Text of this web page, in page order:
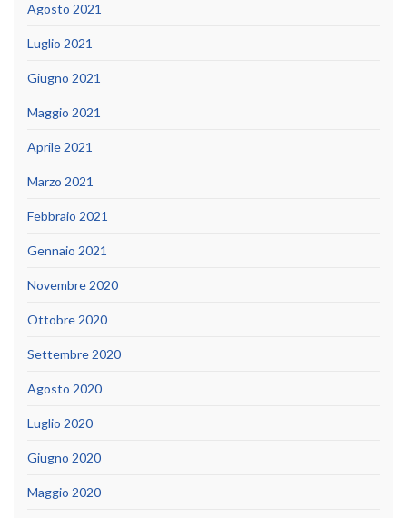
Agosto 2021
Luglio 2021
Giugno 2021
Maggio 2021
Aprile 2021
Marzo 2021
Febbraio 2021
Gennaio 2021
Novembre 2020
Ottobre 2020
Settembre 2020
Agosto 2020
Luglio 2020
Giugno 2020
Maggio 2020